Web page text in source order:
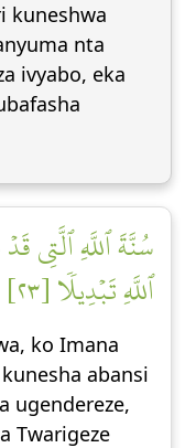
kuneshwa
nta
ivyabo, eka
سُنَّةَ ٱللَّهِ ٱلَّتِي
ٱللَّهِ تَبۡدِيلٗا [٢٣]
ko Imana
abansi
ugendereze,
Twarigeze